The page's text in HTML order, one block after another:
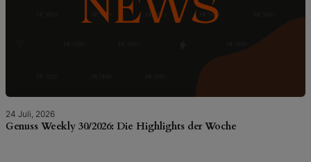
24 Juli, 2026
Genuss Weekly 30/2026: Die Highlights der Woche